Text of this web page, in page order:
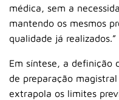
médica, sem a
mantendo os mesmos
qualidade já realizados.”
Em síntese, a definição
de preparação
extrapola os limites